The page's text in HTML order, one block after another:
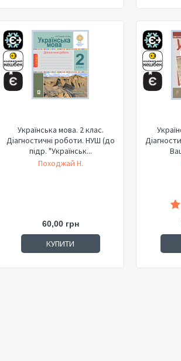
Українська мова. 2 клас.
Діагностичні роботи. НУШ (до
підр. "Українськ...
Походжай Н.
60,00 грн
КУПИТИ